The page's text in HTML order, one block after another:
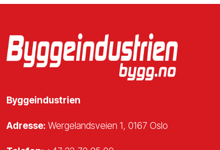
Byggeindustrien
Adresse: Wergelandsveien 1, 0167 Oslo